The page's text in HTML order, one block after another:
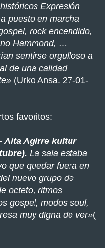
Expresión
puesto en marcha
rock encendido,
Hammond, …
sentirse orgulloso a
de una calidad
(Urko Ansa. 27-01-
favoritos:
Aita Agirre kultur
La sala estaba
que quedar fuera en
nuevo grupo de
octeto, ritmos
gospel, modos soul,
muy digna de ver»(